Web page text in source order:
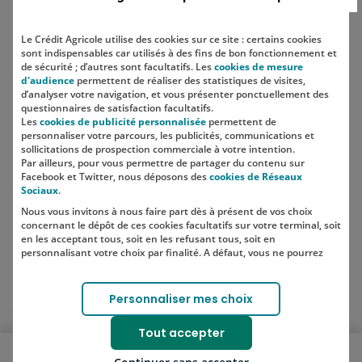
Localisation
SUIVEZ-NOUS SUR LES RÉSEAUX
SOCIAUX
Lien vers le compte Instagram
Lien vers le compte TikTok
Ouvrir le menu mobile
Le Crédit Agricole utilise des cookies sur ce site : certains cookies
sont indispensables car utilisés à des fins de bon fonctionnement et
de sécurité ; d’autres sont facultatifs. Lescookies de mesure
d'audience permettent de réaliser des statistiques de visites,
d’analyser votre navigation, et vous présenter ponctuellement des
questionnaires de satisfaction facultatifs.
Lescookies de publicité personnalisée permettent de
personnaliser votre parcours, les publicités, communications et
sollicitations de prospection commerciale à votre intention.
Par ailleurs, pour vous permettre de partager du contenu sur
Facebook et Twitter, nous déposons descookies de Réseaux
Sociaux.
Nous vous invitons à nous faire part dès à présent de vos choix
concernant le dépôt de ces cookies facultatifs sur votre terminal, soit
en les acceptant tous, soit en les refusant tous, soit en
personnalisant votre choix par finalité. A défaut, vous ne pourrez
Votre choix est libre et peut être modifié à tout moment, en cliquant
sur le lien "Cookies", en bas de page.
Pour en savoir plus sur les responsables de traitement et les
finalités, cliquez sur "Personnaliser mes choix".
Personnaliser mes choix
Tout accepter